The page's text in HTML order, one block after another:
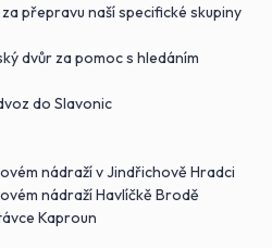
přepravu naší specifické skupiny
dvůr za pomoc s hledáním
do Slavonic
nádraží v Jindřichově Hradci
nádraží Havlíčkě Brodě
Kaproun